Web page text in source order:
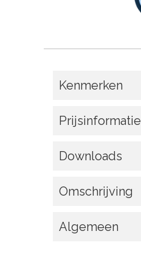
Kenmerken
Prijsinformatie
Downloads
Omschrijving
Algemeen